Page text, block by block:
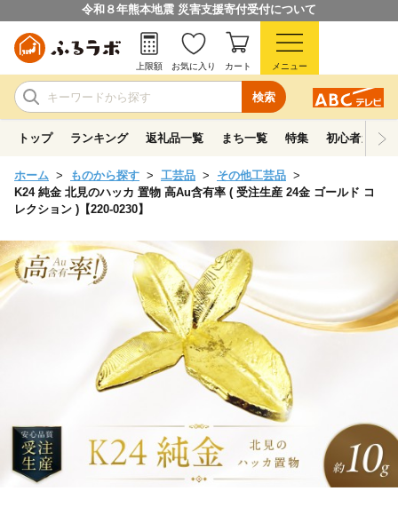
令和８年熊本地震 災害支援寄付受付について
検索
上限額 お気に入り カート メニュー
トップ ランキング 返礼品一覧 まち一覧 特集 初心者ガイド
ホーム ものから探す 工芸品
その他工芸品
K24 純金 北見のハッカ 置物 高Au含有率 ( 受注生産 24金 ゴールド コ
レクション )【220-0230】